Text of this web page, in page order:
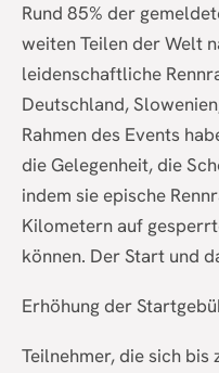
Rund 85% der
weiten Teilen der Welt
leidenschaftliche
Deutschland,
Rahmen des Events
die Gelegenheit, die
indem sie epische
Kilometern auf
können. Der Start und
Erhöhung der
Teilnehmer, die sich